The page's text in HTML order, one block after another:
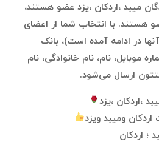
میبد ،اردکان ،یزد عضو هستند،
هستند. با انتخاب شما از اعضای
در ادامه آمده است)، بانک
موبایل، نام، نام خانوادگی، نام
ارسال می‌شود.
،اردکان ،یزد
اردکان ومیبد ویزد
؛ اردکان